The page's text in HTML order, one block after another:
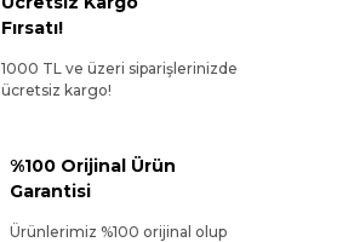
Fırsatı!
1000 TL ve üzeri siparişlerinizde
ücretsiz kargo!
%100 Orijinal Ürün
Garantisi
Ürünlerimiz %100 orijinal olup